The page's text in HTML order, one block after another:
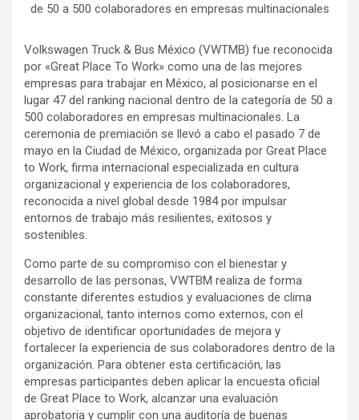
de 50 a 500 colaboradores en empresas multinacionales
Volkswagen Truck & Bus México (VWTMB) fue reconocida
por «Great Place To Work» como una de las mejores
empresas para trabajar en México, al posicionarse en el
lugar 47 del ranking nacional dentro de la categoría de 50 a
500 colaboradores en empresas multinacionales. La
ceremonia de premiación se llevó a cabo el pasado 7 de
mayo en la Ciudad de México, organizada por Great Place
to Work, firma internacional especializada en cultura
organizacional y experiencia de los colaboradores,
reconocida a nivel global desde 1984 por impulsar
entornos de trabajo más resilientes, exitosos y
sostenibles.
Como parte de su compromiso con el bienestar y
desarrollo de las personas, VWTBM realiza de forma
constante diferentes estudios y evaluaciones de clima
organizacional, tanto internos como externos, con el
objetivo de identificar oportunidades de mejora y
fortalecer la experiencia de sus colaboradores dentro de la
organización. Para obtener esta certificación, las
empresas participantes deben aplicar la encuesta oficial
de Great Place to Work, alcanzar una evaluación
aprobatoria y cumplir con una auditoría de buenas